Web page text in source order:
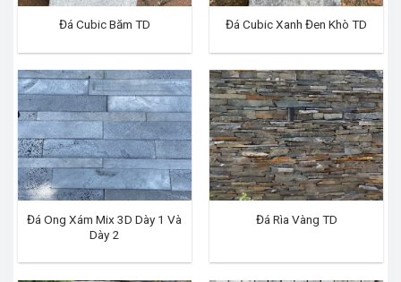
Đá Cubic Băm TD Đá Cubic Xanh Đen Khò TD
Đá Ong Xám Mix 3D Dày 1 Và
Dày 2
Đá Rìa Vàng TD